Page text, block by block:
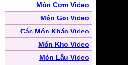
Món Cơm Video
Món Gỏi Video
Các Món Khác Video
Món Kho Video
Món Lẫu Video